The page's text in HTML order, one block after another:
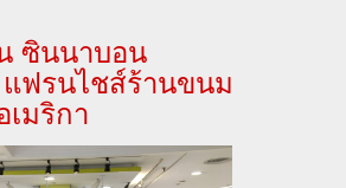
ซินนาบอน
แฟรนไชส์ร้านขนม
มริกา